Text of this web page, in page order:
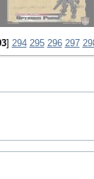
] 294 295 296 297